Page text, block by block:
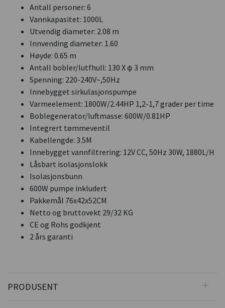
Antall personer: 6
Vannkapasitet: 1000L
Utvendig diameter: 2.08 m
Innvending diameter: 1.60
Høyde: 0.65 m
Antall bobler/lutfhull: 130 X φ 3 mm
Spenning: 220-240V~,50Hz
Innebygget sirkulasjonspumpe
Varmeelement: 1800W/2.44HP 1,2-1,7 grader per time
Boblegenerator/luftmasse: 600W/0.81HP
Integrert tømmeventil
Kabellengde: 3.5M
Innebygget vannfiltrering: 12V CC, 50Hz 30W, 1880L/H
Låsbart isolasjonslokk
Isolasjonsbunn
600W pumpe inkludert
Pakkemål 76x42x52CM
Netto og bruttovekt 29/32 KG
CE og Rohs godkjent
2 års garanti
PRODUSENT